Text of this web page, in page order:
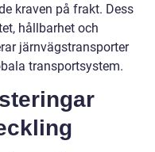
kraven på frakt. Dess
hållbarhet och
järnvägstransporter
transportsystem.